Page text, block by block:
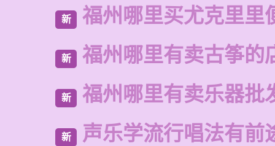
新 福州哪里买尤克里里
新 福州哪里有卖古筝的
新 福州哪里有卖乐器批
新 声乐学流行唱法有前